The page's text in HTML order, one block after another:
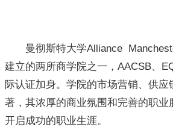
曼彻斯特大学Alliance
建立的两所商学院之一，AACSB、
际认证加身。学院的市场营销、供应
著，其浓厚的商业氛围和完善的职业
开启成功的职业生涯。